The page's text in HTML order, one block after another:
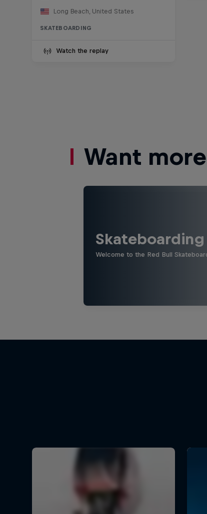
Long Beach, United States
SKATEBOARDING
Watch the replay
Want
Skateboarding
Welcome to the Red Bull